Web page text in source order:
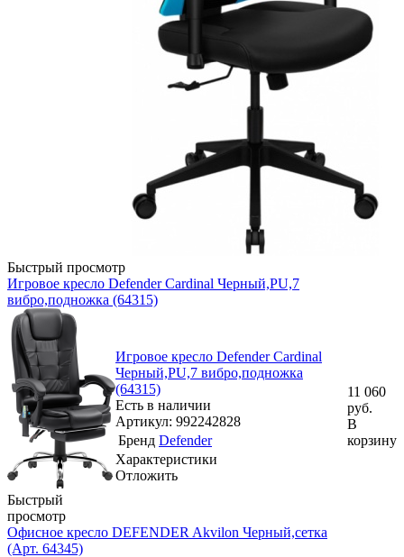
Быстрый просмотр
Игровое кресло Defender Cardinal Черный,PU,7
вибро,подножка (64315)
Быстрый
просмотр
Игровое кресло Defender Cardinal
Черный,PU,7 вибро,подножка
(64315)
Есть в наличии
Артикул: 992242828
Бренд Defender
Характеристики
Отложить
11 060
руб.
В
корзину
Офисное кресло DEFENDER Akvilon Черный,сетка
(Арт. 64345)